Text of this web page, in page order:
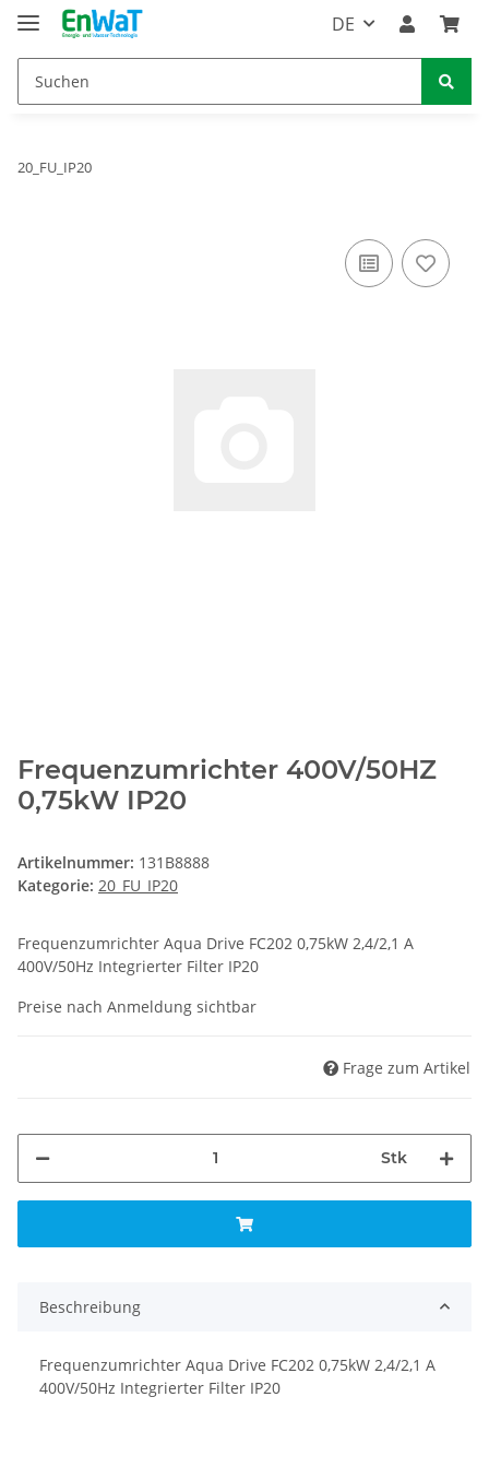
DE
20_FU_IP20
Frequenzumrichter 400V/50HZ
0,75kW IP20
Artikelnummer: 131B8888
Kategorie: 20_FU_IP20
Frequenzumrichter Aqua Drive FC202 0,75kW 2,4/2,1 A
400V/50Hz Integrierter Filter IP20
Preise nach Anmeldung sichtbar
Frage zum Artikel
Stk
Beschreibung
Frequenzumrichter Aqua Drive FC202 0,75kW 2,4/2,1 A
400V/50Hz Integrierter Filter IP20